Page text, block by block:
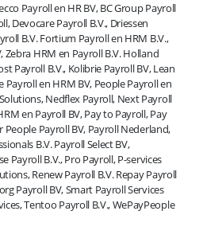
Payroll en HR BV, BC Group Payroll
Devocare Payroll B.V., Driessen
B.V. Fortium Payroll en HRM B.V.,
Zebra HRM en Payroll B.V. Holland
Payroll B.V., Kolibrie Payroll BV, Lean
Payroll en HRM BV, People Payroll en
Nedflex Payroll, Next Payroll
en Payroll BV, Pay to Payroll, Pay
People Payroll BV, Payroll Nederland,
B.V. Payroll Select BV,
Payroll B.V., Pro Payroll, P-services
Renew Payroll B.V. Repay Payroll
Payroll BV, Smart Payroll Services
Tentoo Payroll B.V., WePayPeople